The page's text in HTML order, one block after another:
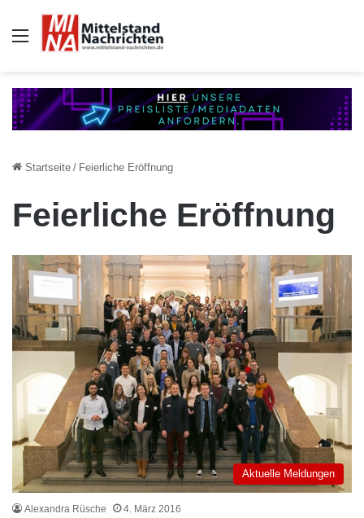
Auswahl
Startseite / Feierliche Eröffnung
Feierliche Eröffnung
Aktuelle Meldungen
Alexandra Rüsche 4. März 2016